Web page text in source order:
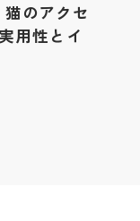
のアクセ
用性とイ